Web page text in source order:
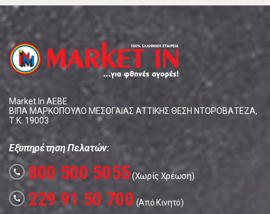
Market In ΑΕΒΕ
ΒΙΠΑ ΜΑΡΚΟΠΟΥΛΟ ΜΕΣΟΓΑΙΑΣ ΑΤΤΙΚΗΣ ΘΕΣΗ ΝΤΟΡΟΒΑΤΕΖΑ,
Τ.Κ. 19003
Εξυπηρέτηση Πελατών:
call 800 500 5055(Χωρίς Χρέωση)
call 229 91 50 700 (Από Κινητό)